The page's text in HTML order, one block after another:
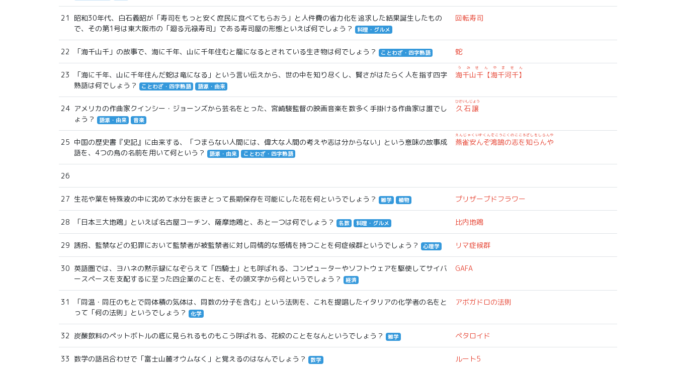
21
昭和30年代、白石義昭が「寿司をもっと安く庶民に食べてもらおう」と人件費の省力化を追求した結果誕生したもの
で、その第1号は東大阪市の「廻る元禄寿司」である寿司屋の形態といえば何でしょう？
料理・グルメ
回転寿司
22 「海千山千」の故事で、海に千年、山に千年住むと龍になるとされている生き物は何でしょう？ ことわざ・四字熟語 蛇
23
「海に千年、山に千年住んだ蛇は竜になる」という言い伝えから、世の中を知り尽くし、賢さがはたらく人を指す四字
熟語は何でしょう？
ことわざ・四字熟語 語源・由来
海千山千【海千河千】
うみせんやません
24 アメリカの作曲家クインシー・ジョーンズから芸名をとった、宮崎駿監督の映画音楽を数多く手掛ける作曲家は誰でし
ょう？
語源・由来 音楽
久石譲
ひさいしじょう
25 中国の歴史書『史記』に由来する、「つまらない人間には、偉大な人間の考えや志は分からない」という意味の故事成
語を、4つの鳥の名前を用いて何という？
語源・由来 ことわざ・四字熟語
燕雀安んぞ鴻鵠の志を知らんや
えんじゃくいずくんぞこうこくのこころざしをしらんや
26
27 生花や葉を特殊液の中に沈めて水分を抜きとって長期保存を可能にした花を何というでしょう？ 雑学 植物 プリザーブドフラワー
28 「日本三大地鶏」といえば名古屋コーチン、薩摩地鶏と、あと一つは何でしょう？ 名数 料理・グルメ 比内地鶏
29 誘拐、監禁などの犯罪において監禁者が被監禁者に対し同情的な感情を持つことを何症候群というでしょう？ 心理学 リマ症候群
30 英語圏では、ヨハネの黙示録になぞらえて「四騎士」とも呼ばれる、コンピューターやソフトウェアを駆使してサイバ
ースペースを支配するに至った四企業のことを、その頭文字から何というでしょう？
経済
GAFA
31
「同温・同圧のもとで同体積の気体は、同数の分子を含む」という法則を、これを提唱したイタリアの化学者の名をと
って「何の法則」というでしょう？
化学
アボガドロの法則
32 炭酸飲料のペットボトルの底に見られるものもこう呼ばれる、花紋のことをなんというでしょう？ 雑学 ペタロイド
33 数学の語呂合わせで「富士山麓オウムなく」と覚えるのはなんでしょう？ 数学 ルート5